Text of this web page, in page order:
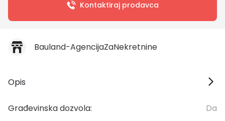
Kontaktiraj prodavca
Bauland-AgencijaZaNekretnine
Opis
Građevinska dozvola:
Da